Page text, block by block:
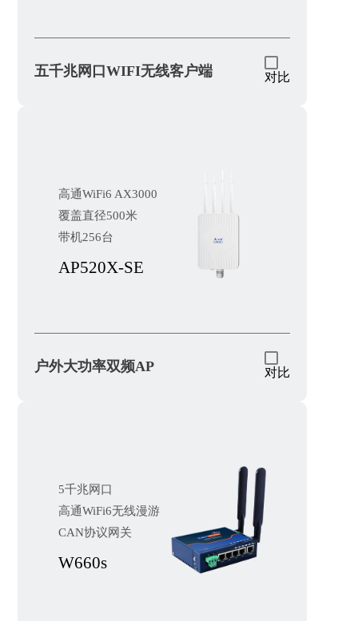
五千兆网口WIFI无线客户端 对比
高通WiFi6 AX3000
覆盖直径500米
带机256台
AP520X-SE
户外大功率双频AP 对比
5千兆网口
高通WiFi6无线漫游
CAN协议网关
W660s